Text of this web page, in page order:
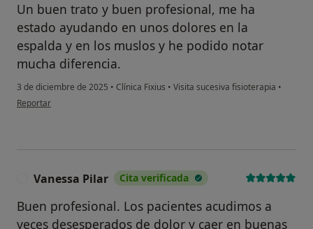
Un buen trato y buen profesional, me ha
estado ayudando en unos dolores en la
espalda y en los muslos y he podido notar
mucha diferencia.
3 de diciembre de 2025 • Clínica Fixius • Visita sucesiva fisioterapia •
en opinión del usuario Sergio
Reportar
Vanessa Pilar Cita verificada
Buen profesional. Los pacientes acudimos a
veces desesperados de dolor y caer en buenas